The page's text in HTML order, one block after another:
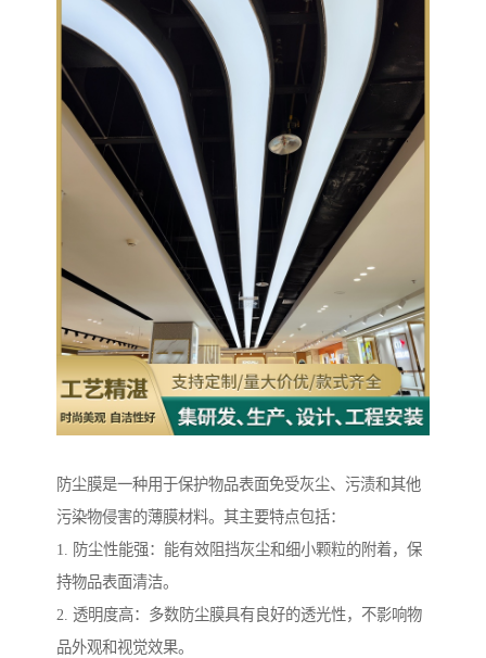
防尘膜是一种用于保护物品表面免受灰尘、污渍和其他
污染物侵害的薄膜材料。其主要特点包括：
1. 防尘性能强：能有效阻挡灰尘和细小颗粒的附着，保
持物品表面清洁。
2. 透明度高：多数防尘膜具有良好的透光性，不影响物
品外观和视觉效果。